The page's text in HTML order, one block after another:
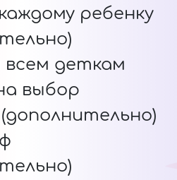
ребенку
всем деткам
выбор